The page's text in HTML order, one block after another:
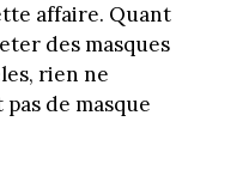
affaire. Quant
des masques
rien ne
de masque